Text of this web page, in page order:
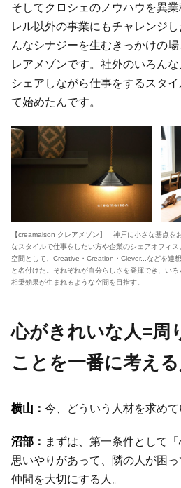
そしてクロシェのノウハウを異
レル以外の事業にもチャレンジ
んなシナジーを生むきっかけの
レアメゾンです。社外のいろん
シェアしながら仕事をするスタ
て始めたんです。
【creamaison クレアメゾン】 神戸に小さな基点を
なスタイルで仕事をしたい方や企業のシェアオフィ
空間として、Creative・Creation・Clever...などを連
と名付けた。それぞれが自分らしさを発揮でき、い
相乗効果が生まれるような空間を目指す。
心がきれいな人=周
ことを一番に考える
今、どういう人材を求めて
まずは、第一条件として「
思いやりがあって、隣の人が困っ
仲間を大切にする人。